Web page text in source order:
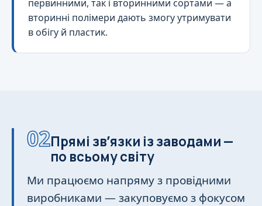
первинними, так і вторинними сортами — а
вторинні полімери дають змогу утримувати
в обігу й пластик.
02Прямі звʼязки із заводами —
по всьому світу
Ми працюємо напряму з провідними
виробниками — закуповуємо з фокусом